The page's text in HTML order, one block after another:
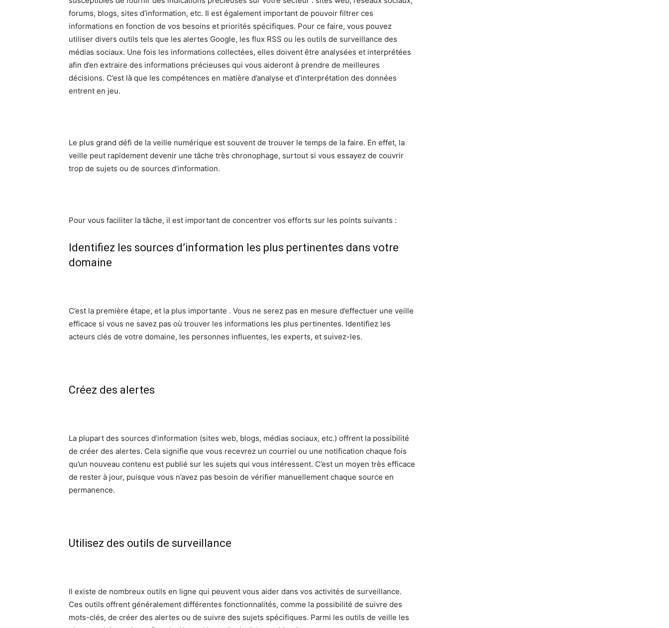
forums, blogs, sites d’information, etc. Il est également important de pouvoir filtrer ces
informations en fonction de vos besoins et priorités spécifiques. Pour ce faire, vous pouvez
utiliser divers outils tels que les alertes Google, les flux RSS ou les outils de surveillance des
médias sociaux. Une fois les informations collectées, elles doivent être analysées et interprétées
afin d’en extraire des informations précieuses qui vous aideront à prendre de meilleures
décisions. C’est là que les compétences en matière d’analyse et d’interprétation des données
entrent en jeu.
Le plus grand défi de la veille numérique est souvent de trouver le temps de la faire. En effet, la
veille peut rapidement devenir une tâche très chronophage, surtout si vous essayez de couvrir
trop de sujets ou de sources d’information.
Pour vous faciliter la tâche, il est important de concentrer vos efforts sur les points suivants :
Identifiez les sources d’information les plus pertinentes dans votre
domaine
C’est la première étape, et la plus importante . Vous ne serez pas en mesure d’effectuer une veille
efficace si vous ne savez pas où trouver les informations les plus pertinentes. Identifiez les
acteurs clés de votre domaine, les personnes influentes, les experts, et suivez-les.
Créez des alertes
La plupart des sources d’information (sites web, blogs, médias sociaux, etc.) offrent la possibilité
de créer des alertes. Cela signifie que vous recevrez un courriel ou une notification chaque fois
qu’un nouveau contenu est publié sur les sujets qui vous intéressent. C’est un moyen très efficace
de rester à jour, puisque vous n’avez pas besoin de vérifier manuellement chaque source en
permanence.
Utilisez des outils de surveillance
Il existe de nombreux outils en ligne qui peuvent vous aider dans vos activités de surveillance.
Ces outils offrent généralement différentes fonctionnalités, comme la possibilité de suivre des
mots-clés, de créer des alertes ou de suivre des sujets spécifiques. Parmi les outils de veille les